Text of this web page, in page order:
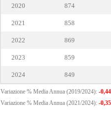
2020 874
2021 858
2022 869
2023 859
2024 849
Variazione % Media Annua (2019/2024): -0,44
Variazione % Media Annua (2021/2024): -0,35